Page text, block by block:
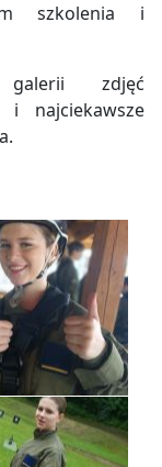
szkolenia i
zdjęć
i najciekawsze